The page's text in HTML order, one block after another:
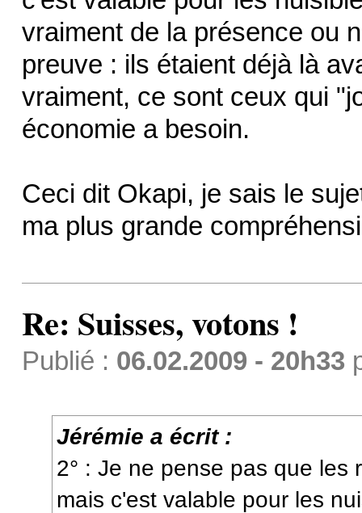
vraiment de la présence ou
preuve : ils étaient déjà là
vraiment, ce sont ceux qui
économie a besoin.
Ceci dit Okapi, je sais le
ma plus grande
Re: Suisses, votons !
Publié : 06.02.2009 - 20h33
Jérémie a écrit :
2° : Je ne pense pas que les
mais c'est valable pour les